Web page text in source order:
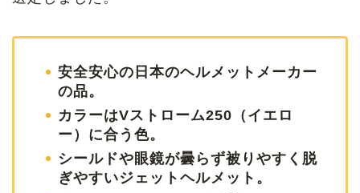
安全安心の日本のヘルメットメーカー
の品。
カラーはVストローム250（イエロ
ー）に合う色。
シールドや眼鏡が曇らず被りやすく脱
ぎやすいジェットヘルメット。